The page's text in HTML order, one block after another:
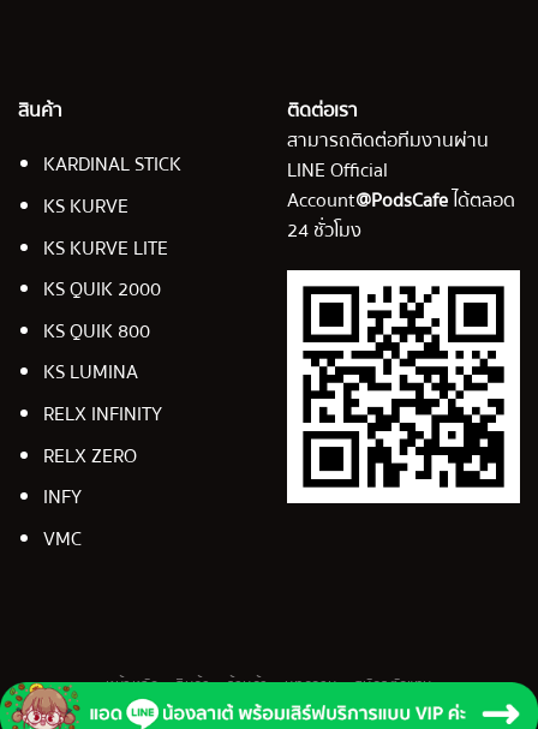
สินค้า
KARDINAL STICK
KS KURVE
KS KURVE LITE
KS QUIK 2000
KS QUIK 800
KS LUMINA
RELX INFINITY
RELX ZERO
INFY
VMC
ติดต่อเรา
สามารถติดต่อทีมงานผ่าน
LINE Official
Account@PodsCafeได้ตลอด
24 ชั่วโมง
หน้าหลัก สินค้า ร้านค้า บทความ สมัครตัวแทน
Copyright 2026 ©PodsCafe.com